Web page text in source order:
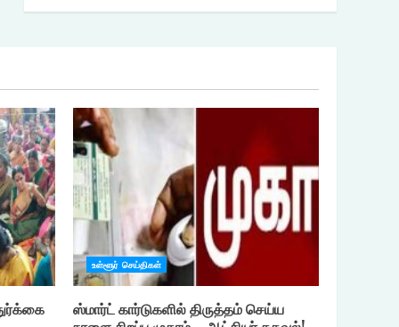
உள்ளூர் செய்திகள்
ஸ்மார்ட் கார்டுகளில் திருத்தம் செய்ய